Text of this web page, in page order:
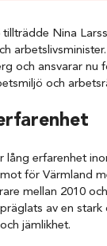
tillträdde Nina
och ansvarar nu
och
lång erfarenhet
för Värmland
mellan 2010
av en stark
jämlikhet.